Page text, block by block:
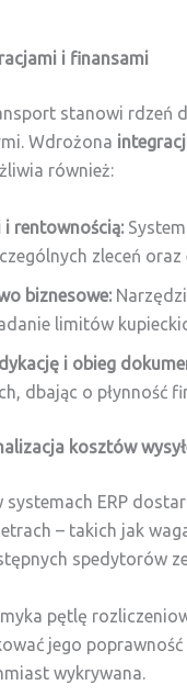
i finansami
stanowi rdzeń
Wdrożona
również:
rentownością:
zleceń
biznesowe:
limitów
i obieg
dbając o płynność
kosztów
systemach ERP
– takich jak
spedytorów
pętlę
jego
wykrywana.